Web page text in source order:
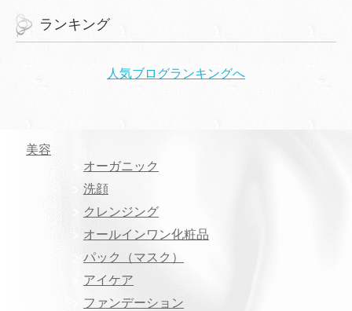
ランキング
人気ブログランキングへ
美容
オーガニック
洗顔
クレンジング
オールインワン化粧品
パック（マスク）
アイケア
ファンデーション